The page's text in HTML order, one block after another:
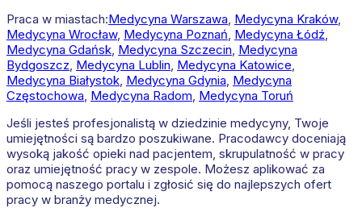
Praca w miastach:Medycyna Warszawa Medycyna Kraków,
Medycyna Wrocław, Medycyna Poznań Medycyna Łódź
Medycyna Gdańsk Medycyna Szczecin Medycyna
Bydgoszcz Medycyna Lublin Medycyna Katowice
Medycyna Białystok Medycyna Gdynia Medycyna
Częstochowa Medycyna Radom Medycyna Toruń
Jeśli jesteś profesjonalistą w dziedzinie medycyny, Twoje
umiejętności są bardzo poszukiwane. Pracodawcy doceniają
wysoką jakość opieki nad pacjentem, skrupulatność w pracy
oraz umiejętność pracy w zespole. Możesz aplikować za
pomocą naszego portalu i zgłosić się do najlepszych ofert
pracy w branży medycznej.